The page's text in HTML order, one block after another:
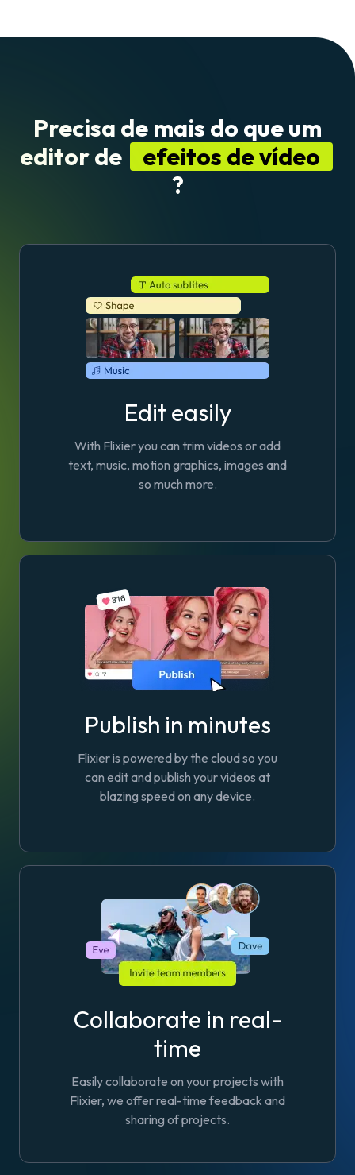
Precisa de mais do que um
editor de
efeitos de vídeo
?
Edit easily
With Flixier you can trim videos or add
text, music, motion graphics, images and
so much more.
Publish in minutes
Flixier is powered by the cloud so you
can edit and publish your videos at
blazing speed on any device.
Collaborate in real-
time
Easily collaborate on your projects with
Flixier, we offer real-time feedback and
sharing of projects.